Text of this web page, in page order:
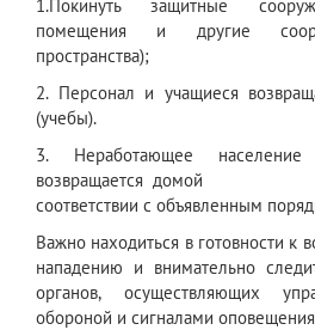
1.Покинуть защитные
помещения и другие
пространства);
2. Персонал и учащиеся
(учебы).
3. Неработающее
возвращается домой
соответствии с объявленным
Важно находиться в готовности к
нападению и внимательно
органов, осуществляющих
обороной и сигналами